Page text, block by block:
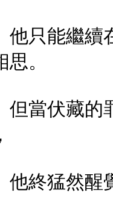
能繼續在
思。
伏藏的罪
終猛然醒